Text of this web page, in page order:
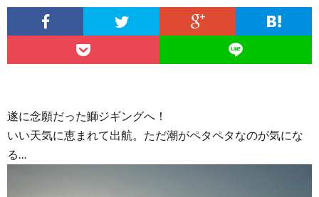
遂に念願だった鰤ジギングへ！
いい天気に恵まれて出航。ただ潮がペタペタなのが気にな
る…